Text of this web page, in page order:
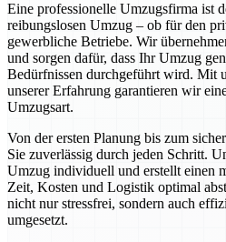
Eine professionelle Umzugsfirma ist
reibungslosen Umzug – ob für den
gewerbliche Betriebe. Wir
und sorgen dafür, dass Ihr Umzug
Bedürfnissen durchgeführt wird. Mit
unserer Erfahrung garantieren wir
Umzugsart.
Von der ersten Planung bis zum
Sie zuverlässig durch jeden Schritt.
Umzug individuell und erstellt einen
Zeit, Kosten und Logistik optimal
nicht nur stressfrei, sondern auch
umgesetzt.